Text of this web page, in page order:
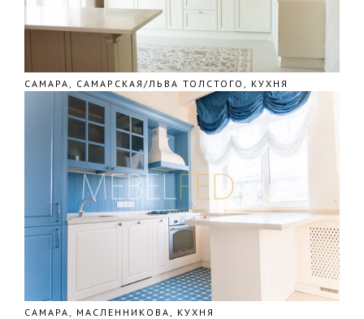
САМАРА, САМАРСКАЯ/ЛЬВА ТОЛСТОГО, КУХНЯ
САМАРА, МАСЛЕННИКОВА, КУХНЯ